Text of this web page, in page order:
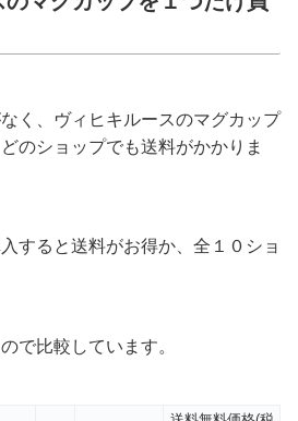
く、ヴィヒキルースのマグカップ
のショップでも送料がかかりま
すると送料がお得か、全１０ショ
で比較しています。